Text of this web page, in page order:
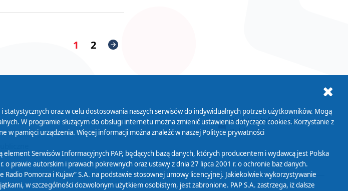
1 2
Cyfryzacja DAB+
Biuletyn Informacji
Publicznej
oraz w celu dostosowania naszych serwisów do indywidualnych potrzeb użytkowników. Mogą
W programie służącym do obsługi internetu można zmienić ustawienia dotyczące cookies. Korzystanie z
w pamięci urządzenia. Więcej informacji można znaleźć w naszej Polityce prywatności
Serwisów Informacyjnych PAP, będących bazą danych, których producentem i wydawcą jest Polska
prawie autorskim i prawach pokrewnych oraz ustawy z dnia 27 lipca 2001 r. o ochronie baz danych.
Radio Pomorza i Kujaw” S.A. na podstawie stosownej umowy licencyjnej. Jakiekolwiek wykorzystywanie
w szczególności dozwolonym użytkiem osobistym, jest zabronione. PAP S.A. zastrzega, iż dalsze